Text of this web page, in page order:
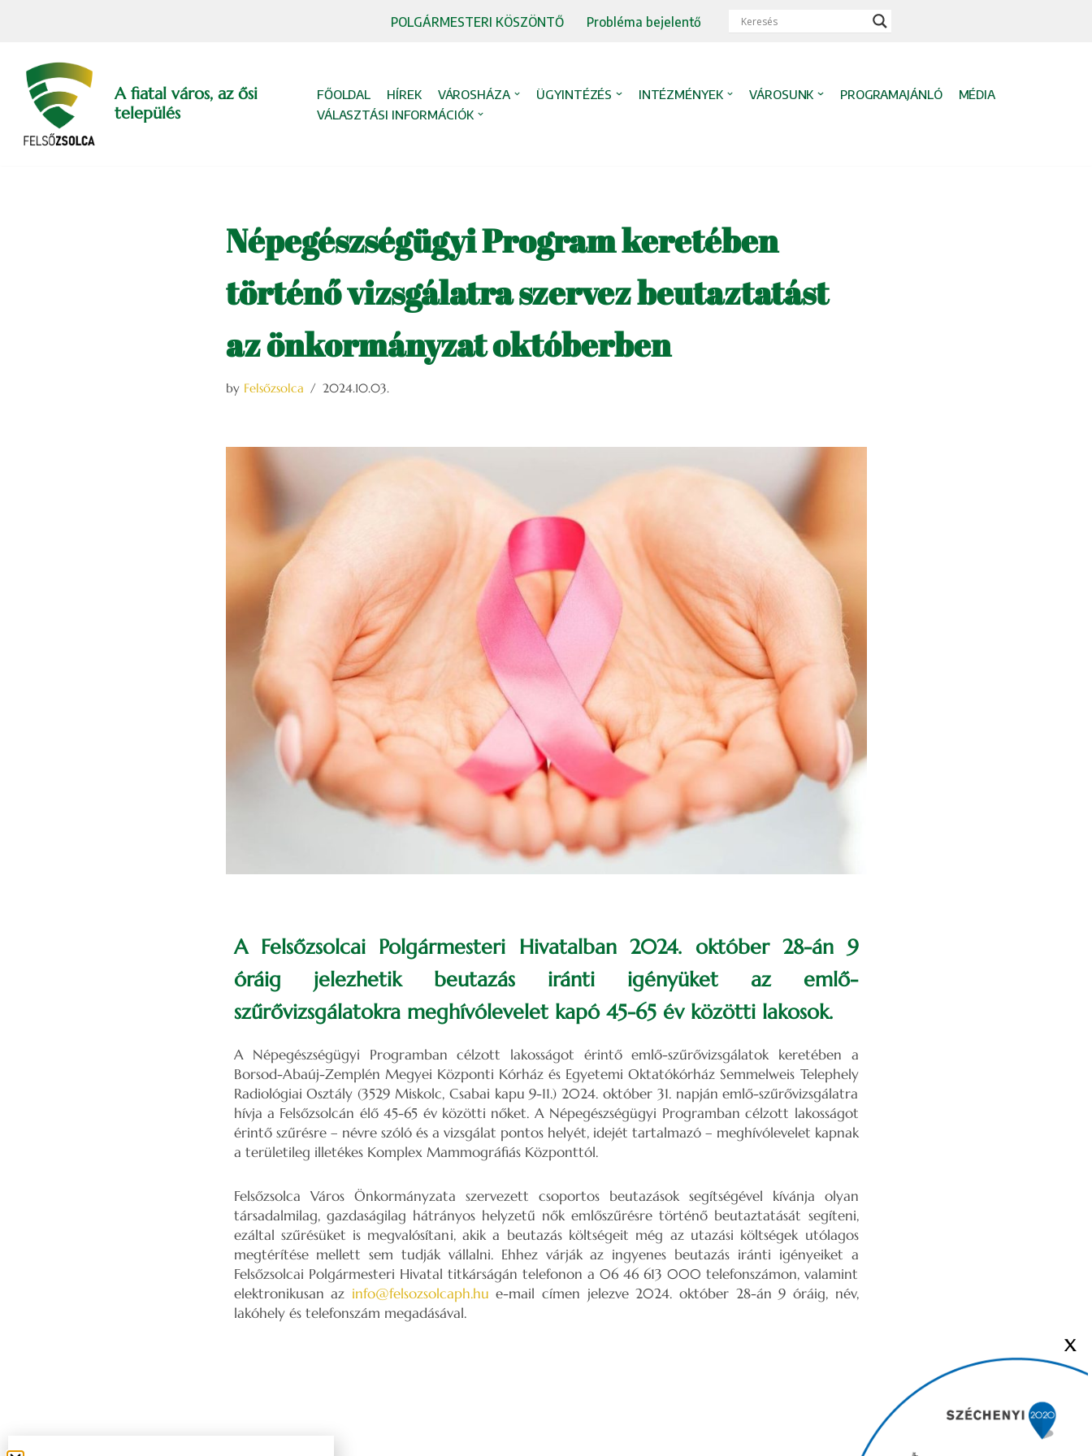
content
POLGÁRMESTERI KÖSZÖNTŐ Probléma bejelentő
A fiatal város, az ősi
település
FŐOLDAL HÍREK VÁROSHÁZA ÜGYINTÉZÉS INTÉZMÉNYEK VÁROSUNK PROGRAMAJÁNLÓ
MÉDIA
VÁLASZTÁSI INFORMÁCIÓK
Népegészségügyi Program keretében
történő vizsgálatra szervez beutaztatást
az önkormányzat októberben
by Felsőzsolca 2024.10.03.
A Felsőzsolcai Polgármesteri Hivatalban 2024. október 28-án 9
óráig jelezhetik beutazás iránti igényüket az emlő-
szűrővizsgálatokra meghívólevelet kapó 45-65 év közötti lakosok.
A Népegészségügyi Programban célzott lakosságot érintő emlő-szűrővizsgálatok keretében a
Borsod-Abaúj-Zemplén Megyei Központi Kórház és Egyetemi Oktatókórház Semmelweis Telephely
Radiológiai Osztály (3529 Miskolc, Csabai kapu 9-11.) 2024. október 31. napján emlő-szűrővizsgálatra
hívja a Felsőzsolcán élő 45-65 év közötti nőket. A Népegészségügyi Programban célzott lakosságot
érintő szűrésre – névre szóló és a vizsgálat pontos helyét, idejét tartalmazó – meghívólevelet kapnak
a területileg illetékes Komplex Mammográfiás Központtól.
Felsőzsolca Város Önkormányzata szervezett csoportos beutazások segítségével kívánja olyan
társadalmilag, gazdaságilag hátrányos helyzetű nők emlőszűrésre történő beutaztatását segíteni,
ezáltal szűrésüket is megvalósítani, akik a beutazás költségeit még az utazási költségek utólagos
megtérítése mellett sem tudják vállalni. Ehhez várják az ingyenes beutazás iránti igényeiket a
Felsőzsolcai Polgármesteri Hivatal titkárságán telefonon a 06 46 613 000 telefonszámon, valamint
elektronikusan az info@felsozsolcaph.hu e-mail címen jelezve 2024. október 28-án 9 óráig, név,
lakóhely és telefonszám megadásával.
X